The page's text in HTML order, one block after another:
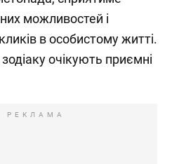
можливостей і
в особистому житті.
очікують приємні
РЕКЛАМА